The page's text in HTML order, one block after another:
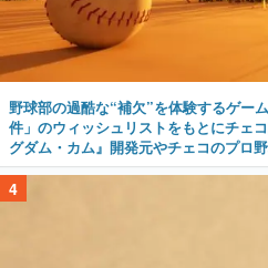
野球部の過酷な“補欠”を体験するゲー
件」のウィッシュリストをもとにチェ
グダム・カム』開発元やチェコのプロ
4